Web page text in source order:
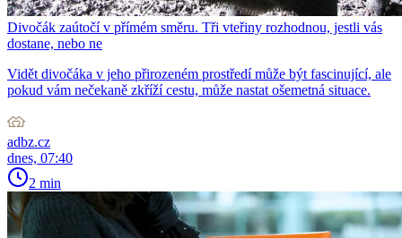
Divočák zaútočí v přímém směru. Tři vteřiny rozhodnou, jestli vás
dostane, nebo ne
Vidět divočáka v jeho přirozeném prostředí může být fascinující, ale
pokud vám nečekaně zkříží cestu, může nastat ošemetná situace.
adbz.cz
dnes, 07:40
2 min